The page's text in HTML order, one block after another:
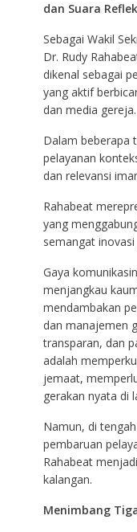
dan Suara
Sebagai Wakil
Dr. Rudy
dikenal sebagai
yang aktif
dan media gereja.
Dalam beberapa
pelayanan
dan relevansi
Rahabeat
yang
semangat inovasi
Gaya
menjangkau
mendambakan
dan manajemen
transparan, dan
adalah
jemaat,
gerakan nyata di
Namun, di
pembaruan
Rahabeat
kalangan.
Menimbang